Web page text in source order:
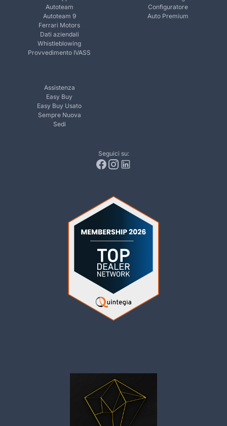
Autoteam
Autoteam 9
Ferrari Motors
Dati aziendali
Whistleblowing
Provvedimento IVASS
Configuratore
Auto Premium
Assistenza
Easy Buy
Easy Buy Usato
Sempre Nuova
Sedi
Seguici su: